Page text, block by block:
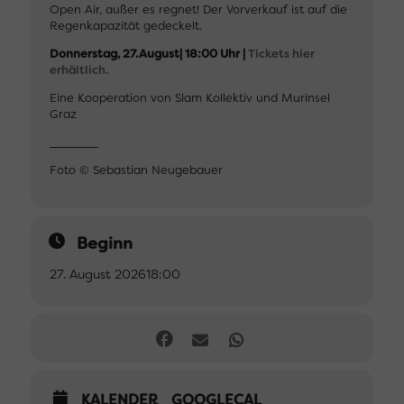
Open Air, außer es regnet! Der Vorverkauf ist auf die
Regenkapazität gedeckelt.
Donnerstag, 27.August| 18:00 Uhr |Tickets hier
erhältlich.
Eine Kooperation von Slam Kollektiv und Murinsel
Graz
Foto © Sebastian Neugebauer
Beginn
27. August 202618:00
KALENDER GOOGLECAL